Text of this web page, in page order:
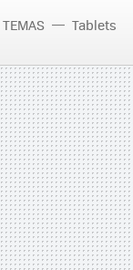
TEMAS Tablets